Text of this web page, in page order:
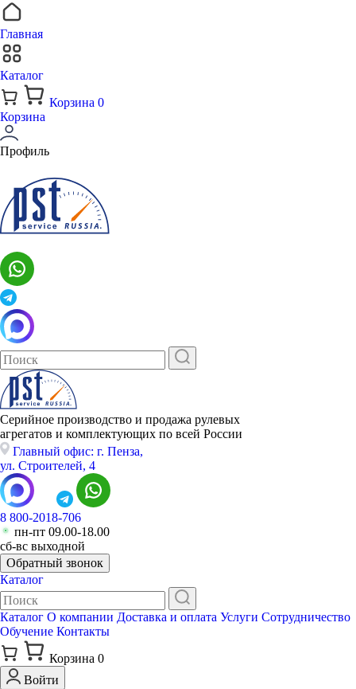
Главная
Каталог
Корзина 0
Корзина
Профиль
Серийное производство и продажа рулевых
агрегатов и комплектующих по всей России
Главный офис: г. Пенза,
ул. Строителей, 4
8 800-2018-706
пн-пт 09.00-18.00
сб-вс выходной
Обратный звонок
Каталог
Каталог О компании Доставка и оплата Услуги Сотрудничество
Обучение Контакты
Корзина 0
Войти